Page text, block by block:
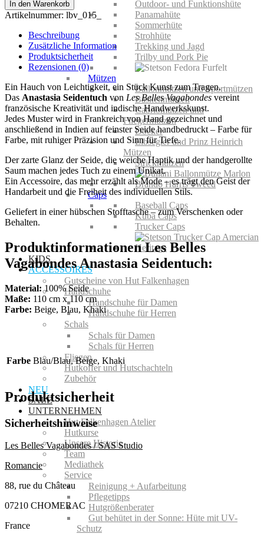
Outdoor- und Funktionshüte
Panamahüte
Sommerhüte
Strohhüte
Trekking und Jagd
Trilby und Pork Pie
Mützen
Ballonmützen und Sportmützen
Baskenmützen
Cabriomützen und
Fliegermützen
Docker
Elbsegler und Prinz Heinrich
Mützen
Strickmützen
Caps
Baseball Caps
Kuba Caps
Trucker Caps
KIDS
ACCESSOIRES
Gutscheine von Hut Falkenhagen
Handschuhe
Handschuhe für Damen
Handschuhe für Herren
Schals
Schals für Damen
Schals für Herren
Fliegen
Hutkoffer und Hutschachteln
Zubehör
NEU
SALE
UNTERNEHMEN
Hut Falkenhagen Atelier
Hutkurse
Unsere Historie
Team
Mediathek
Service
Reinigung + Aufarbeitung
Pflegetipps
Hutgrößenberater
Gut behütet in der Sonne: Hüte mit UV-
Schutz
Vagabondes
Anastasia
Seidentuch
Menge
In den Warenkorb
Artikelnummer: lbv_015_
Beschreibung
Zusätzliche Information
Produktsicherheit
Rezensionen (0)
Ein Hauch von Leichtigkeit, ein Stück Kunst zum Tragen.
Das Anastasia Seidentuch von Les Belles Vagabondes vereint
französische Kreativität und indische Handwerkskunst.
Jedes Muster wird in Frankreich von Hand gezeichnet und
anschließend in Indien auf feinster Seide handbedruckt – Farbe für
Farbe, mit ruhiger Präzision und Sinn für Tiefe.
Der zarte Glanz der Seide, die weiche Haptik und der handgerollte
Saum machen jedes Tuch zu einem Unikat.
Ein Accessoire, das mehr erzählt als Mode – es trägt den Geist der
Handarbeit und die Freiheit des individuellen Stils.
Geliefert in einer hübschen Stofftasche – zum Verschenken oder
Behalten.
Produktinformationen Les Belles
Vagabondes Anastasia Seidentuch:
Material:100% Seide
Maße: 110 cm x 110 cm
Farbe: Beige, Blau, Khaki
Farbe Blau/Blau, Beige, Khaki
Produktsicherheit
Sicherheitshinweise
Les Belles Vagabondes / SAS Studio
Romancie
88, rue du Château
07210 CHOMERAC
France